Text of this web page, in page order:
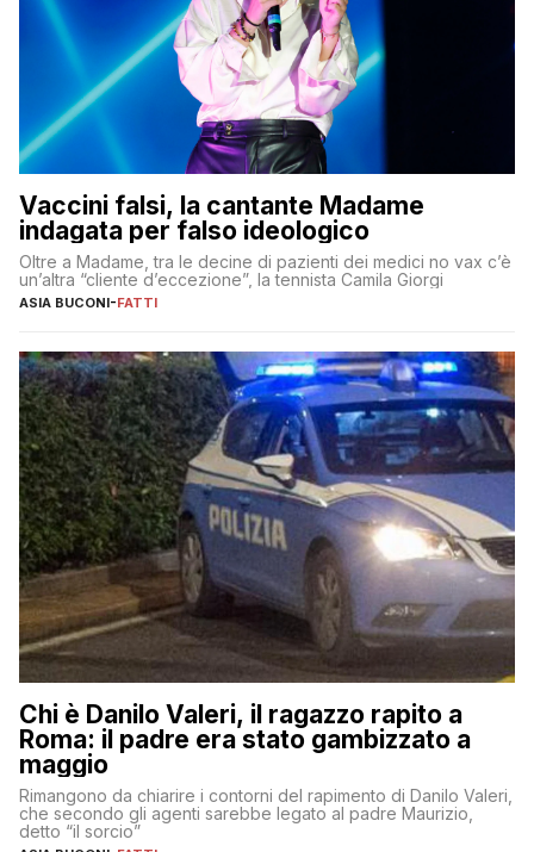
Vaccini falsi, la cantante Madame
indagata per falso ideologico
Oltre a Madame, tra le decine di pazienti dei medici no vax c’è
un’altra “cliente d’eccezione”, la tennista Camila Giorgi
ASIA BUCONI-FATTI
Chi è Danilo Valeri, il ragazzo rapito a
Roma: il padre era stato gambizzato a
maggio
Rimangono da chiarire i contorni del rapimento di Danilo Valeri,
che secondo gli agenti sarebbe legato al padre Maurizio,
detto “il sorcio”